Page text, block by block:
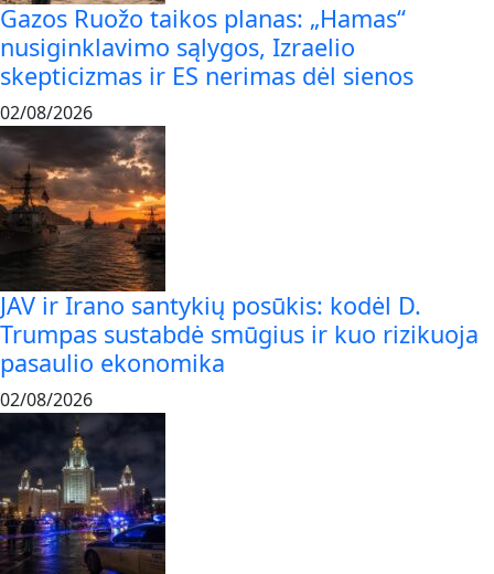
Gazos Ruožo taikos planas: „Hamas“
nusiginklavimo sąlygos, Izraelio
skepticizmas ir ES nerimas dėl sienos
02/08/2026
JAV ir Irano santykių posūkis: kodėl D.
Trumpas sustabdė smūgius ir kuo rizikuoja
pasaulio ekonomika
02/08/2026